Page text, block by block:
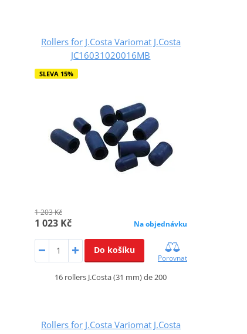
Rollers for J.Costa Variomat J.Costa
JC16031020016MB
SLEVA 15%
1 203 Kč
1 023 Kč Na objednávku
Do košíku
Porovnat
16 rollers J.Costa (31 mm) de 200
Rollers for J.Costa Variomat J.Costa